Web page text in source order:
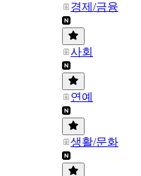
경제/금융
사회
연예
생활/문화